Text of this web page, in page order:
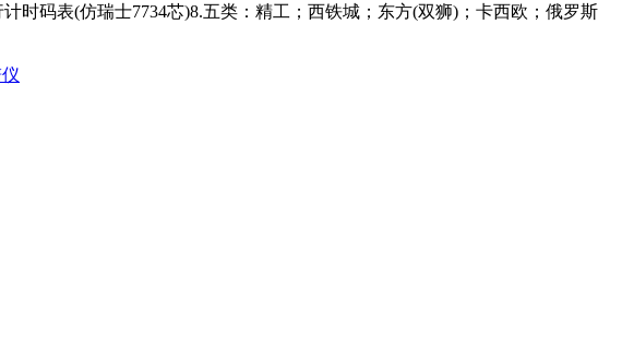
时码表(仿瑞士7734芯)8.五类：精工；西铁城；东方(双狮)；卡西欧；俄罗斯